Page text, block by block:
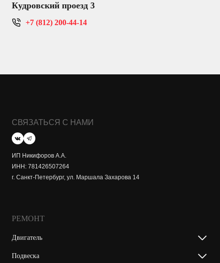
Кудровский проезд 3
+7 (812) 200-44-14
СВЯЗАТЬСЯ С НАМИ
ИП Никифоров А.А.
ИНН: 781426507264
г. Санкт-Петербург, ул. Маршала Захарова 14
РЕМОНТ
Двигатель
Подвеска